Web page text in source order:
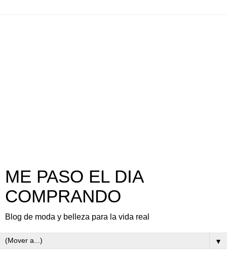
ME PASO EL DIA
COMPRANDO
Blog de moda y belleza para la vida real
▼